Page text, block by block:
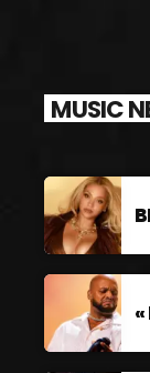
MUSIC
«